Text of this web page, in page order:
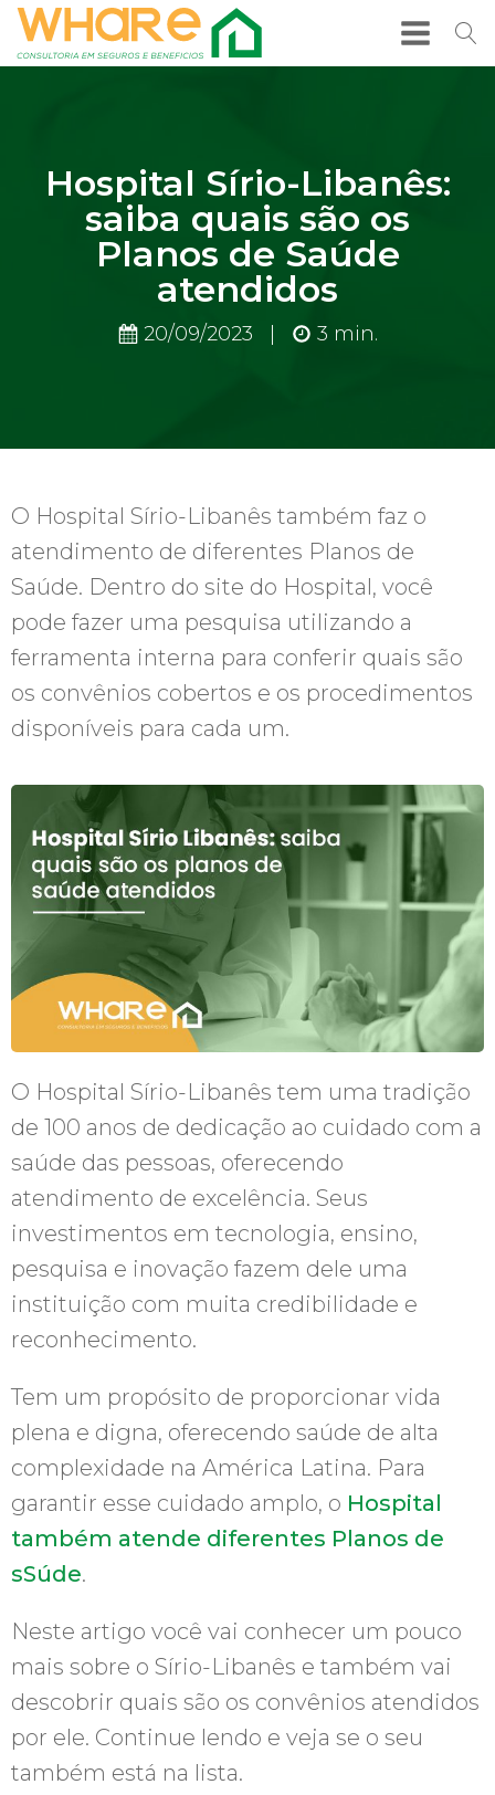
Hospital Sírio-Libanês:
saiba quais são os
Planos de Saúde
atendidos
20/09/2023 3 min.
O Hospital Sírio-Libanês também faz o
atendimento de diferentes Planos de
Saúde. Dentro do site do Hospital, você
pode fazer uma pesquisa utilizando a
ferramenta interna para conferir quais são
os convênios cobertos e os procedimentos
disponíveis para cada um.
O Hospital Sírio-Libanês tem uma tradição
de 100 anos de dedicação ao cuidado com a
saúde das pessoas, oferecendo
atendimento de excelência. Seus
investimentos em tecnologia, ensino,
pesquisa e inovação fazem dele uma
instituição com muita credibilidade e
reconhecimento.
Tem um propósito de proporcionar vida
plena e digna, oferecendo saúde de alta
complexidade na América Latina. Para
garantir esse cuidado amplo, o Hospital
também atende diferentes Planos de
sSúde.
Neste artigo você vai conhecer um pouco
mais sobre o Sírio-Libanês e também vai
descobrir quais são os convênios atendidos
por ele. Continue lendo e veja se o seu
também está na lista.